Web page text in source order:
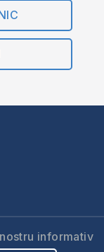
informativ